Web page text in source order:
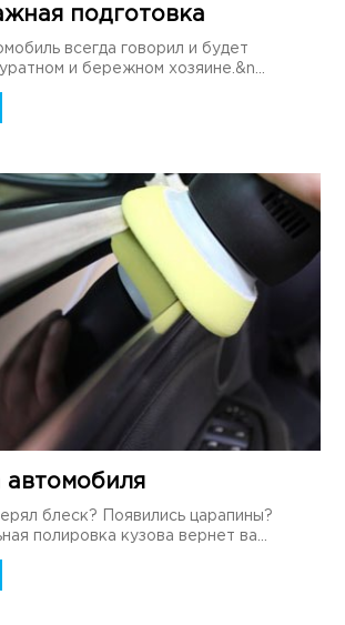
подготовка
всегда говорил и будет
и бережном хозяине.&n...
автомобиля
блеск? Появились царапины?
полировка кузова вернет ва...